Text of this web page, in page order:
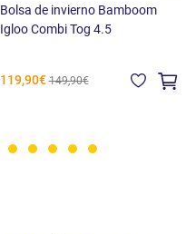
Bolsa de invierno Bamboom
Igloo Combi Tog 4.5
119,90€ 149,90€